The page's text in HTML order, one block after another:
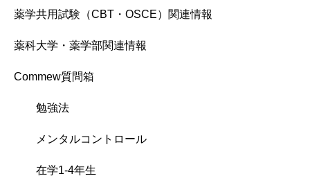
薬学共用試験（CBT・OSCE）関連情報
薬科大学・薬学部関連情報
Commew質問箱
勉強法
メンタルコントロール
在学1-4年生